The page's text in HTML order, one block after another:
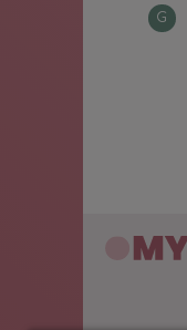
G